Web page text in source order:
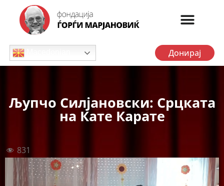
Донирај
Љупчо Силјановски: Срцката
на Кате Карате
831